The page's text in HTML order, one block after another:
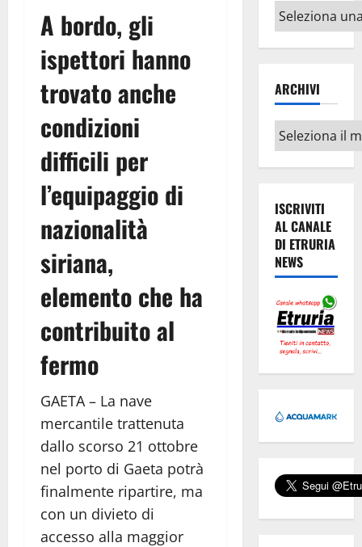
A bordo, gli
ispettori hanno
trovato anche
condizioni
difficili per
l’equipaggio di
nazionalità
siriana,
elemento che ha
contribuito al
fermo
GAETA – La nave
mercantile trattenuta
dallo scorso 21 ottobre
nel porto di Gaeta potrà
finalmente ripartire, ma
con un divieto di
accesso alla maggior
Altri
argomenti
ARCHIVI
Archivi
ISCRIVITI
AL CANALE
DI ETRURIA
NEWS